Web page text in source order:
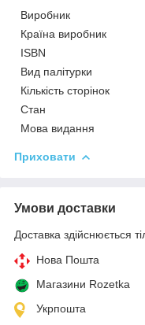
Виробник
Країна виробник
ISBN
Вид палітурки
Кількість сторінок
Стан
Мова видання
Приховати
Умови доставки
Доставка здійснюється
Нова Пошта
Магазини Rozetka
Укрпошта